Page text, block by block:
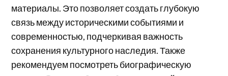
материалы. Это позволяет создать глубокую
связь между историческими событиями и
современностью, подчеркивая важность
сохранения культурного наследия. Также
рекомендуем посмотреть биографическую